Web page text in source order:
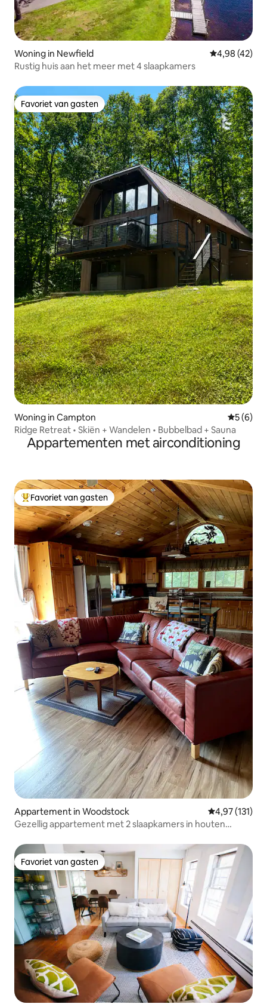
Woning in Newfield Gemiddelde
4,98 (42)
Rustig huis aan het meer met 4 slaapkamers
Favoriet van gasten
Favoriet van gasten
Woning in Campton
5 (6)
Ridge Retreat • Skiën + Wandelen • Bubbelbad + Sauna
Appartementen met airconditioning
Topfavoriet van gasten
Favoriet van gasten
Appartement in Woodstock Gemiddelde
4,97 (131)
Gezellig appartement met 2 slaapkamers in houten
Favoriet van gasten
Favoriet van gasten